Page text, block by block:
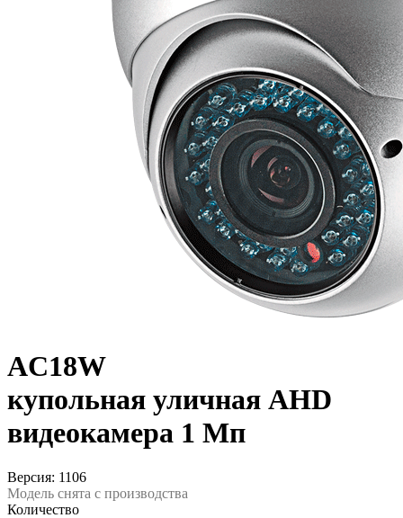
AC18W
купольная уличная AHD
видеокамера 1 Мп
Версия: 1106
Модель снята с производства
Количество